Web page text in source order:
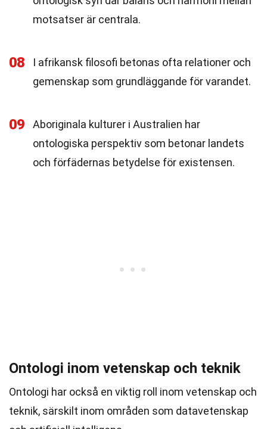
motsatser är centrala.
08
I afrikansk filosofi betonas ofta relationer och
gemenskap som grundläggande för varandet.
09
Aboriginala kulturer i Australien har
ontologiska perspektiv som betonar landets
och förfädernas betydelse för existensen.
Ontologi inom vetenskap och teknik
Ontologi har också en viktig roll inom vetenskap och
teknik, särskilt inom områden som datavetenskap